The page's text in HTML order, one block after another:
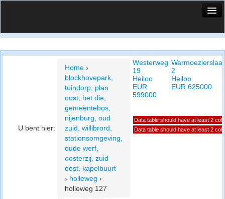
Vergelijk prijsposities - wijk
Privacy beleid
U bent hier:
Home ›
blockhovepark,
tuindorp, plan
oost, het die,
gemeentebos,
nijenburg, oud
zuid, willibrord,
stationsomgeving,
oude werf,
oosterzij, zuid
oost, kapelbuurt
› holleweg ›
holleweg 127
Westerweg
19
Heiloo
EUR
599000
2
Heiloo
EUR 625000
Data table should have at least 2
Data table should have at least 2